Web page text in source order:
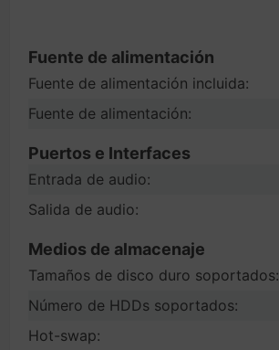
Fuente de alimentación
Fuente de alimentación incluida:
Fuente de alimentación:
Puertos e Interfaces
Entrada de audio:
Salida de audio:
Medios de almacenaje
Tamaños de disco duro soportados:
Número de HDDs soportados:
Hot-swap: